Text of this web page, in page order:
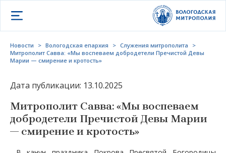
Открыть меню
Новости > Вологодская епархия > Служения митрополита
>
Митрополит Савва: «Мы воспеваем добродетели Пречистой Девы
Марии — смирение и кротость»
Дата публикации: 13.10.2025
Митрополит Савва: «Мы воспеваем
добродетели Пречистой Девы Марии
— смирение и кротость»